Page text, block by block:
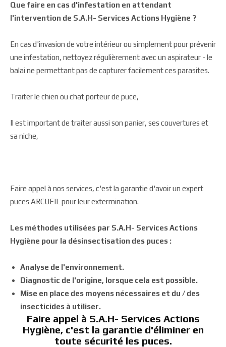
Que faire en cas d'infestation en attendant
l'intervention de S.A.H- Services Actions Hygiène ?
En cas d'invasion de votre intérieur ou simplement pour prévenir
une infestation, nettoyez régulièrement avec un aspirateur - le
balai ne permettant pas de capturer facilement ces parasites.
Traiter le chien ou chat porteur de puce,
Il est important de traiter aussi son panier, ses couvertures et
sa niche,
Faire appel à nos services, c'est la garantie d'avoir un expert
puces ARCUEIL pour leur extermination.
Les méthodes utilisées par S.A.H- Services Actions
Hygiène pour la désinsectisation des puces :
Analyse de l'environnement.
Diagnostic de l'origine, lorsque cela est possible.
Mise en place des moyens nécessaires et du / des
insecticides à utiliser.
Faire appel à S.A.H- Services Actions
Hygiène, c'est la garantie d'éliminer en
toute sécurité les puces.